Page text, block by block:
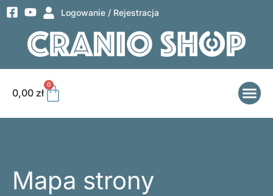
Logowanie / Rejestracja
0,00 zł
0
Mapa strony